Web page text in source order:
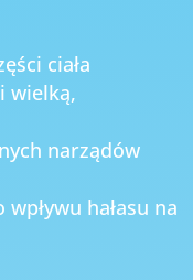
ciała
wielką,
narządów
hałasu na